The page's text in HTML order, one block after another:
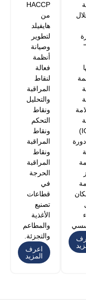
(IOSH)
HACCP
من
هايفيلد
لتطوير
وصيانة
أنظمة
فعالة
لنقاط
المراقبة
والتحليل
ونقاط
التحكم
ونقاط
المراقبة
ونقاط
المراقبة
الحرجة
في
قطاعات
تصنيع
الأغذية
والمطاعم
والتجزئة.
اعرف
المزيد